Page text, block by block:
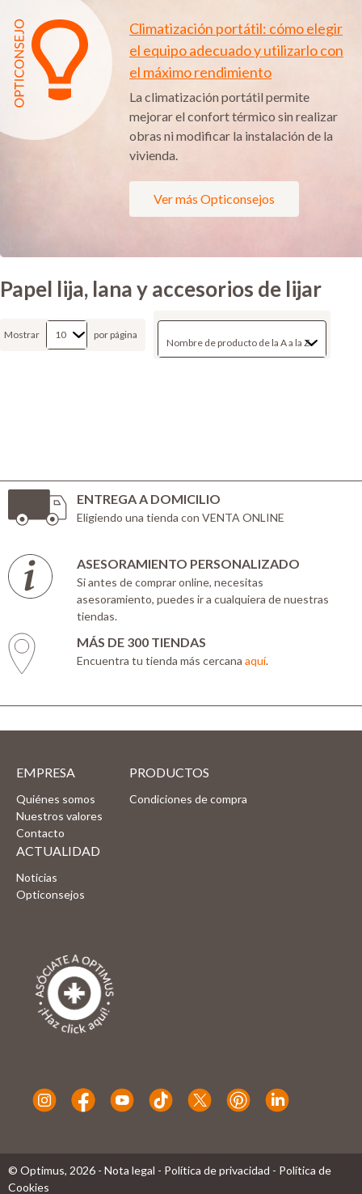
Climatización portátil: cómo elegir
el equipo adecuado y utilizarlo con
el máximo rendimiento
La climatización portátil permite
mejorar el confort térmico sin realizar
obras ni modificar la instalación de la
vivienda.
Ver más Opticonsejos
Papel lija, lana y accesorios de lijar
Mostrar por página
ENTREGA A DOMICILIO
Eligiendo una tienda con VENTA ONLINE
ASESORAMIENTO PERSONALIZADO
Si antes de comprar online, necesitas
asesoramiento, puedes ir a cualquiera de nuestras
tiendas.
MÁS DE 300 TIENDAS
Encuentra tu tienda más cercana aquí.
EMPRESA
Quiénes somos
Nuestros valores
Contacto
PRODUCTOS
Condiciones de compra
ACTUALIDAD
Noticias
Opticonsejos
© Optimus, 2026 - Nota legal - Política de privacidad - Política de
Cookies